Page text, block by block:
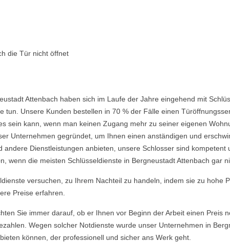
die Tür nicht öffnet
Attenbach haben sich im Laufe der Jahre eingehend mit
tun. Unsere Kunden bestellen in 70 % der Fälle einen
sein kann, wenn man keinen Zugang mehr zu seiner eigenen
Unternehmen gegründet, um Ihnen einen anständigen und
Dienstleistungen anbieten, unsere Schlosser sind
wenn die meisten Schlüsseldienste in Bergneustadt Attenbach gar
versuchen, zu Ihrem Nachteil zu handeln, indem sie zu hohe
Preise erfahren.
Sie immer darauf, ob er Ihnen vor Beginn der Arbeit einen Preis
Wegen solcher Notdienste wurde unser Unternehmen in
können, der professionell und sicher ans Werk geht.